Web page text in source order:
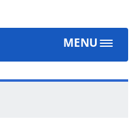
MENU
Toggle